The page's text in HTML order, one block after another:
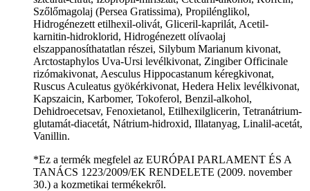
Szőlőmagolaj (Persea Gratissima), Propilénglikol,
Hidrogénezett etilhexil-olivát, Gliceril-kaprilát, Acetil-
karnitin-hidroklorid, Hidrogénezett olívaolaj
elszappanosíthatatlan részei, Silybum Marianum kivonat,
Arctostaphylos Uva-Ursi levélkivonat, Zingiber Officinale
rizómakivonat, Aesculus Hippocastanum kéregkivonat,
Ruscus Aculeatus gyökérkivonat, Hedera Helix levélkivonat,
Kapszaicin, Karbomer, Tokoferol, Benzil-alkohol,
Dehidroecetsav, Fenoxietanol, Etilhexilglicerin, Tetranátrium-
glutamát-diacetát, Nátrium-hidroxid, Illatanyag, Linalil-acetát,
Vanillin.
*Ez a termék megfelel az EURÓPAI PARLAMENT ÉS A
TANÁCS 1223/2009/EK RENDELETE (2009. november
30.) a kozmetikai termékekről.